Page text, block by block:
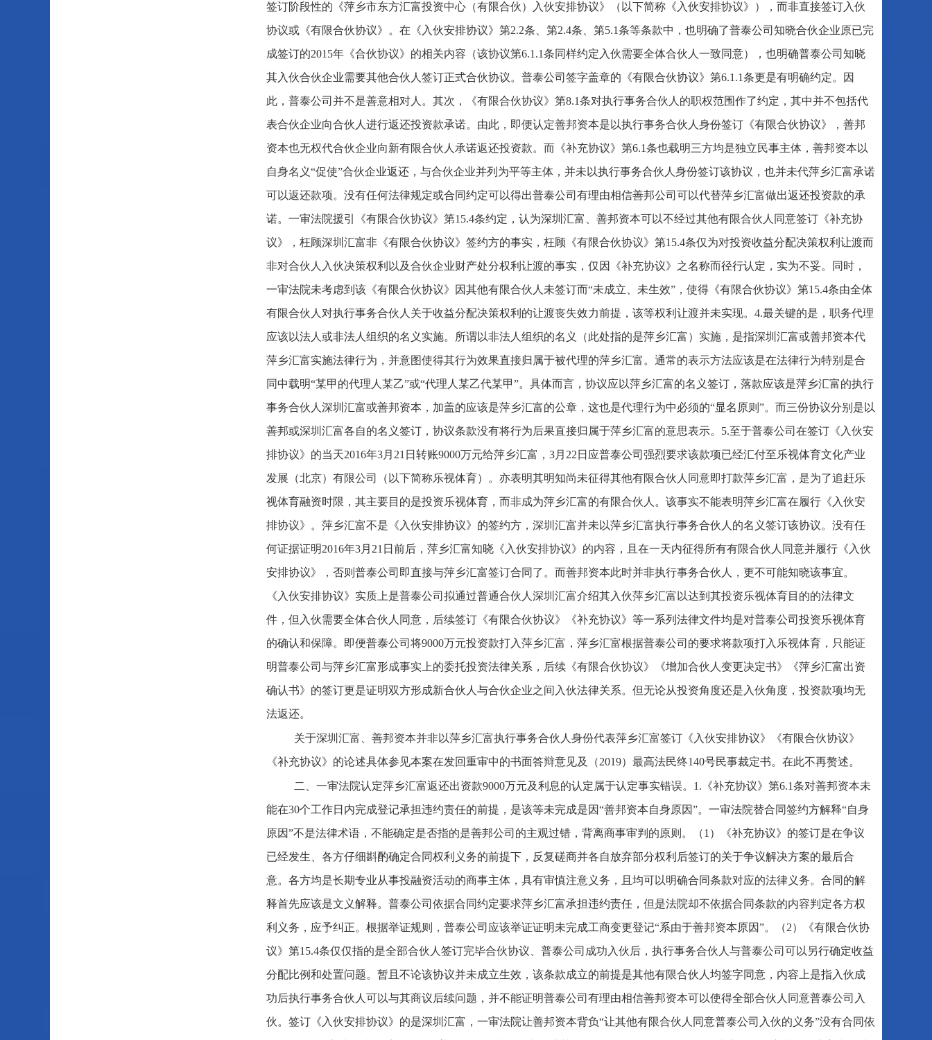
签订阶段性的《萍乡市东方汇富投资中心（有限合伙）入伙安排协议》（以下简称《入伙安排协议》），而非直接签订入伙
协议或《有限合伙协议》。在《入伙安排协议》第2.2条、第2.4条、第5.1条等条款中，也明确了普泰公司知晓合伙企业原已完
成签订的2015年《合伙协议》的相关内容（该协议第6.1.1条同样约定入伙需要全体合伙人一致同意），也明确普泰公司知晓
其入伙合伙企业需要其他合伙人签订正式合伙协议。普泰公司签字盖章的《有限合伙协议》第6.1.1条更是有明确约定。因
此，普泰公司并不是善意相对人。其次，《有限合伙协议》第8.1条对执行事务合伙人的职权范围作了约定，其中并不包括代
表合伙企业向合伙人进行返还投资款承诺。由此，即便认定善邦资本是以执行事务合伙人身份签订《有限合伙协议》，善邦
资本也无权代合伙企业向新有限合伙人承诺返还投资款。而《补充协议》第6.1条也载明三方均是独立民事主体，善邦资本以
自身名义“促使”合伙企业返还，与合伙企业并列为平等主体，并未以执行事务合伙人身份签订该协议，也并未代萍乡汇富承诺
可以返还款项。没有任何法律规定或合同约定可以得出普泰公司有理由相信善邦公司可以代替萍乡汇富做出返还投资款的承
诺。一审法院援引《有限合伙协议》第15.4条约定，认为深圳汇富、善邦资本可以不经过其他有限合伙人同意签订《补充协
议》，枉顾深圳汇富非《有限合伙协议》签约方的事实，枉顾《有限合伙协议》第15.4条仅为对投资收益分配决策权利让渡而
非对合伙人入伙决策权利以及合伙企业财产处分权利让渡的事实，仅因《补充协议》之名称而径行认定，实为不妥。同时，
一审法院未考虑到该《有限合伙协议》因其他有限合伙人未签订而“未成立、未生效”，使得《有限合伙协议》第15.4条由全体
有限合伙人对执行事务合伙人关于收益分配决策权利的让渡丧失效力前提，该等权利让渡并未实现。4.最关键的是，职务代理
应该以法人或非法人组织的名义实施。所谓以非法人组织的名义（此处指的是萍乡汇富）实施，是指深圳汇富或善邦资本代
萍乡汇富实施法律行为，并意图使得其行为效果直接归属于被代理的萍乡汇富。通常的表示方法应该是在法律行为特别是合
同中载明“某甲的代理人某乙”或“代理人某乙代某甲”。具体而言，协议应以萍乡汇富的名义签订，落款应该是萍乡汇富的执行
事务合伙人深圳汇富或善邦资本，加盖的应该是萍乡汇富的公章，这也是代理行为中必须的“显名原则”。而三份协议分别是以
善邦或深圳汇富各自的名义签订，协议条款没有将行为后果直接归属于萍乡汇富的意思表示。5.至于普泰公司在签订《入伙安
排协议》的当天2016年3月21日转账9000万元给萍乡汇富，3月22日应普泰公司强烈要求该款项已经汇付至乐视体育文化产业
发展（北京）有限公司（以下简称乐视体育）。亦表明其明知尚未征得其他有限合伙人同意即打款萍乡汇富，是为了追赶乐
视体育融资时限，其主要目的是投资乐视体育，而非成为萍乡汇富的有限合伙人。该事实不能表明萍乡汇富在履行《入伙安
排协议》。萍乡汇富不是《入伙安排协议》的签约方，深圳汇富并未以萍乡汇富执行事务合伙人的名义签订该协议。没有任
何证据证明2016年3月21日前后，萍乡汇富知晓《入伙安排协议》的内容，且在一天内征得所有有限合伙人同意并履行《入伙
安排协议》，否则普泰公司即直接与萍乡汇富签订合同了。而善邦资本此时并非执行事务合伙人，更不可能知晓该事宜。
《入伙安排协议》实质上是普泰公司拟通过普通合伙人深圳汇富介绍其入伙萍乡汇富以达到其投资乐视体育目的的法律文
件，但入伙需要全体合伙人同意，后续签订《有限合伙协议》《补充协议》等一系列法律文件均是对普泰公司投资乐视体育
的确认和保障。即便普泰公司将9000万元投资款打入萍乡汇富，萍乡汇富根据普泰公司的要求将款项打入乐视体育，只能证
明普泰公司与萍乡汇富形成事实上的委托投资法律关系，后续《有限合伙协议》《增加合伙人变更决定书》《萍乡汇富出资
确认书》的签订更是证明双方形成新合伙人与合伙企业之间入伙法律关系。但无论从投资角度还是入伙角度，投资款项均无
法返还。
关于深圳汇富、善邦资本并非以萍乡汇富执行事务合伙人身份代表萍乡汇富签订《入伙安排协议》《有限合伙协议》
《补充协议》的论述具体参见本案在发回重审中的书面答辩意见及（2019）最高法民终140号民事裁定书。在此不再赘述。
二、一审法院认定萍乡汇富返还出资款9000万元及利息的认定属于认定事实错误。1.《补充协议》第6.1条对善邦资本未
能在30个工作日内完成登记承担违约责任的前提，是该等未完成是因“善邦资本自身原因”。一审法院替合同签约方解释“自身
原因”不是法律术语，不能确定是否指的是善邦公司的主观过错，背离商事审判的原则。（1）《补充协议》的签订是在争议
已经发生、各方仔细斟酌确定合同权利义务的前提下，反复磋商并各自放弃部分权利后签订的关于争议解决方案的最后合
意。各方均是长期专业从事投融资活动的商事主体，具有审慎注意义务，且均可以明确合同条款对应的法律义务。合同的解
释首先应该是文义解释。普泰公司依据合同约定要求萍乡汇富承担违约责任，但是法院却不依据合同条款的内容判定各方权
利义务，应予纠正。根据举证规则，普泰公司应该举证证明未完成工商变更登记“系由于善邦资本原因”。（2）《有限合伙协
议》第15.4条仅仅指的是全部合伙人签订完毕合伙协议、普泰公司成功入伙后，执行事务合伙人与普泰公司可以另行确定收益
分配比例和处置问题。暂且不论该协议并未成立生效，该条款成立的前提是其他有限合伙人均签字同意，内容上是指入伙成
功后执行事务合伙人可以与其商议后续问题，并不能证明普泰公司有理由相信善邦资本可以使得全部合伙人同意普泰公司入
伙。签订《入伙安排协议》的是深圳汇富，一审法院让善邦资本背负“让其他有限合伙人同意普泰公司入伙的义务”没有合同依